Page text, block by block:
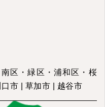
区・緑区・浦和区・桜
市 | 草加市 | 越谷市